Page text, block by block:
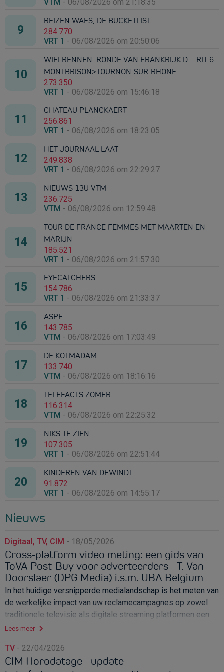
VTM - 06/08/2026 om 21:18:35
REIZEN WAES, DE BUCKETLIST
284.770
VRT 1 - 06/08/2026 om 20:50:06
WIELRENNEN. RONDE VAN FRANKRIJK D. - RIT 6
MONTBRISON>TOURNON-SUR-RHONE
273.350
VRT 1 - 06/08/2026 om 15:46:18
CHATEAU PLANCKAERT
256.861
VRT 1 - 06/08/2026 om 18:23:05
HET JOURNAAL LAAT
249.838
VRT 1 - 06/08/2026 om 22:29:27
NIEUWS 13U VTM
236.725
VTM - 06/08/2026 om 12:59:48
TOUR DE FRANCE FEMMES MET MAARTEN EN
MARIJN
185.521
VRT 1 - 06/08/2026 om 21:57:30
EYECATCHERS
154.786
VRT 1 - 06/08/2026 om 21:33:37
ASPE
143.785
VTM - 06/08/2026 om 17:03:49
DE KOTMADAM
133.740
VTM - 06/08/2026 om 18:16:16
TELEFACTS ZOMER
116.314
VTM - 06/08/2026 om 22:25:32
NIKS TE ZIEN
107.305
VRT 1 - 06/08/2026 om 22:51:44
KINDEREN VAN DEWINDT
91.872
VRT 1 - 06/08/2026 om 14:55:17
Nieuws
Digitaal, TV, CIM - 18/05/2026
Cross-platform video meting: een gids van
ToVA Post-Buy voor adverteerders - T. Van
Doorslaer (DPG Media) i.s.m. UBA Belgium
In het huidige versnipperde medialandschap is het meten van
de werkelijke impact van uw reclamecampagnes op zowel
traditionele televisie als digitale streaming platformen een
complexe uitdaging. Maak kennis met ToVA Post-Buy, een
nauwkeuriger en eenduidig beeld te geven van hun video
campagneprestaties.
Lees meer
TV - 22/04/2026
CIM Horodatage - update